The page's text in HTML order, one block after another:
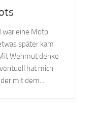
eine Moto
später kam
Wehmut denke
hat mich
mit dem...